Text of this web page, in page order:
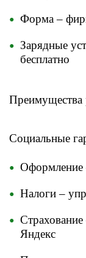
Форма –
Зарядные
бесплатно
Преимущества
​Социальные
Оформление
Налоги –
Яндекс